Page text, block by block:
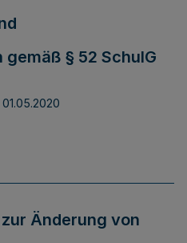
§ 52 SchulG
01.05.2020
Änderung von